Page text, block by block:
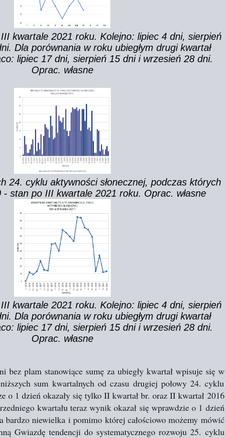
kwartale 2021 roku. Kolejno: lipiec 4 dni, sierpień
Dla porównania w roku ubiegłym drugi kwartał
lipiec 17 dni, sierpień 15 dni i wrzesień 28 dni.
Oprac. własne
24. cyklu aktywności słonecznej, podczas których
- stan po III kwartale 2021 roku. Oprac. własne
kwartale 2021 roku. Kolejno: lipiec 4 dni, sierpień
Dla porównania w roku ubiegłym drugi kwartał
lipiec 17 dni, sierpień 15 dni i wrzesień 28 dni.
Oprac. własne
bez plam stanowiące sumę za ubiegły kwartał wpisuje się w
sum kwartalnych od czasu drugiej połowy 24. cyklu
o 1 dzień okazały się tylko II kwartał br. oraz II kwartał 2016
kwartału teraz wynik okazał się wprawdzie o 1 dzień
bardzo niewielka i pomimo której całościowo możemy mówić
Gwiazdę tendencji do systematycznego rozwoju 25. cyklu